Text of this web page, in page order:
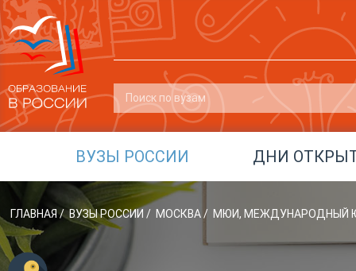
ВУЗЫ РОССИИ ДНИ
ГЛАВНАЯ/ ВУЗЫ РОССИИ / МОСКВА/ МЮИ, МЕЖДУНАРОДНЫЙ